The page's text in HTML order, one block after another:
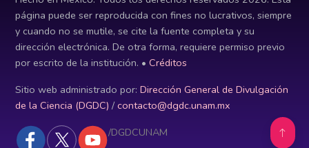
página puede ser reproducida con fines no lucrativos, siempre
y cuando no se mutile, se cite la fuente completa y su
dirección electrónica. De otra forma, requiere permiso previo
por escrito de la institución. • Créditos
Sitio web administrado por: Dirección General de Divulgación
de la Ciencia (DGDC) / contacto@dgdc.unam.mx
/DGDCUNAM